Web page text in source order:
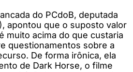
do PCdoB, deputada
apontou que o suposto valor
muito acima do que custaria
questionamentos sobre a
De forma irônica, ela
de Dark Horse, o filme